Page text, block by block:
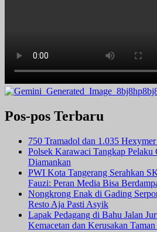
Pos-pos Terbaru
750 Tramadol dan 1.035
Polsek Karawaci Tangkap Pelaku
Diamankan
PWI Kota Tangerang Serahkan
Fauzi: Peran Media Bisa
Nongkrong Enak di Gading
Resto Aja Pasti Asyik
Lapak Pedagang di Bahu Jalan
Kemacetan dan Kerusakan